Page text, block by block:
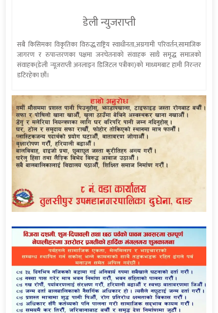
डेली न्युजराप्ती
सबै किसिमका विकृतिका विरुद्ध,राष्ट्रिय स्वाधीनता,अग्रगामी परिवर्तन,सामाजिक
जागरण र रुपान्तरणका पक्षमा जनचेतनाको संवाहक साथै समृद्ध समाजको
संवाहक(डेली न्यूजराप्ती अनलाइन डिजिटल पत्रीका)को माध्यमबाट हामी निरन्तर
डटिरहेका छौं।